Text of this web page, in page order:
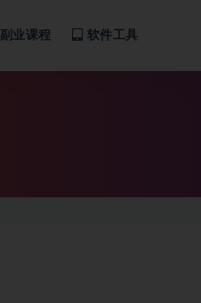
副业课程 软件工具